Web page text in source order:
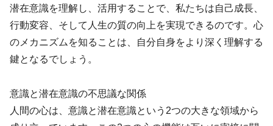
潜在意識を理解し、活用することで、私たちは自己成長、
行動変容、そして人生の質の向上を実現できるのです。心
のメカニズムを知ることは、自分自身をより深く理解する
鍵となるでしょう。
意識と潜在意識の不思議な関係
人間の心は、意識と潜在意識という2つの大きな領域から